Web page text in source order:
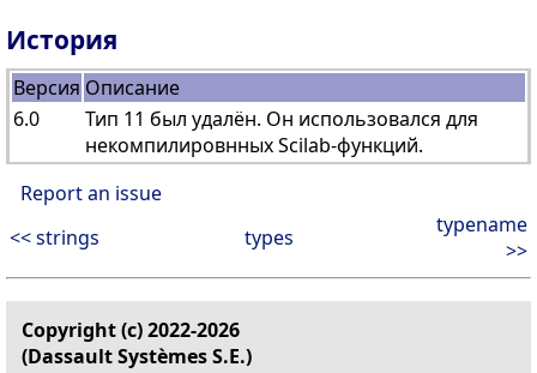
История
Версия Описание
6.0
Тип 11 был удалён. Он использовался для
некомпилировнных Scilab-функций.
Report an issue
<< strings
types
typename
>>
Copyright (c) 2022-2026
(Dassault Systèmes S.E.)